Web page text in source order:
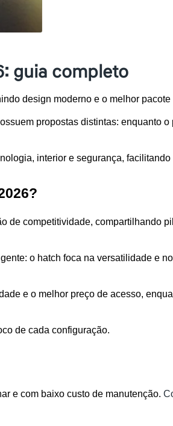
guia completo
design moderno e o melhor
propostas distintas: enquanto
interior e segurança,
de competitividade, compartilhando
o hatch foca na versatilidade e
e o melhor preço de acesso,
de cada configuração.
e com baixo custo de manutenção.